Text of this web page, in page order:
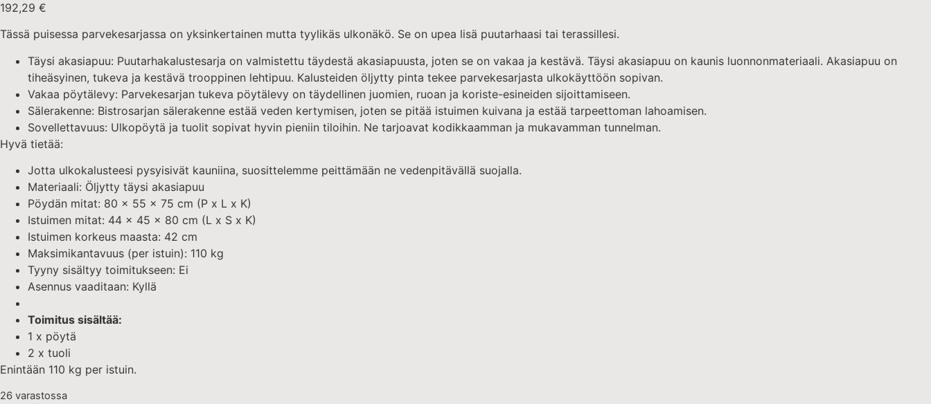
192,29 €
Tässä puisessa parvekesarjassa on yksinkertainen mutta tyylikäs ulkonäkö. Se on upea lisä puutarhaasi tai terassillesi.
Täysi akasiapuu: Puutarhakalustesarja on valmistettu täydestä akasiapuusta, joten se on vakaa ja kestävä. Täysi akasiapuu on kaunis luonnonmateriaali. Akasiapuu on
tiheäsyinen, tukeva ja kestävä trooppinen lehtipuu. Kalusteiden öljytty pinta tekee parvekesarjasta ulkokäyttöön sopivan.
Vakaa pöytälevy: Parvekesarjan tukeva pöytälevy on täydellinen juomien, ruoan ja koriste-esineiden sijoittamiseen.
Sälerakenne: Bistrosarjan sälerakenne estää veden kertymisen, joten se pitää istuimen kuivana ja estää tarpeettoman lahoamisen.
Sovellettavuus: Ulkopöytä ja tuolit sopivat hyvin pieniin tiloihin. Ne tarjoavat kodikkaamman ja mukavamman tunnelman.
Hyvä tietää:
Jotta ulkokalusteesi pysyisivät kauniina, suosittelemme peittämään ne vedenpitävällä suojalla.
Materiaali: Öljytty täysi akasiapuu
Pöydän mitat: 80 x 55 x 75 cm (P x L x K)
Istuimen mitat: 44 x 45 x 80 cm (L x S x K)
Istuimen korkeus maasta: 42 cm
Maksimikantavuus (per istuin): 110 kg
Tyyny sisältyy toimitukseen: Ei
Asennus vaaditaan: Kyllä
Toimitus sisältää:
1 x pöytä
2 x tuoli
Enintään 110 kg per istuin.
26 varastossa